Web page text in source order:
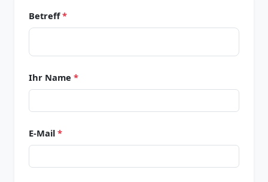
Betreff*
Ihr Name *
E-Mail *